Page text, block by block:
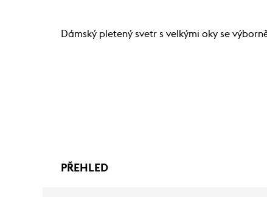
Dámský pletený svetr s velkými oky se
PŘEHLED